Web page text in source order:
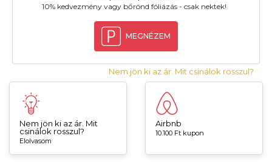
10% kedvezmény vagy bőrönd fóliázás - csak nektek!
MEGNÉZEM
Nem jön ki az ár. Mit csinálok rosszul?
Nem jön ki az ár. Mit
csinálok rosszul?
Elolvasom
Airbnb
10.100 Ft kupon